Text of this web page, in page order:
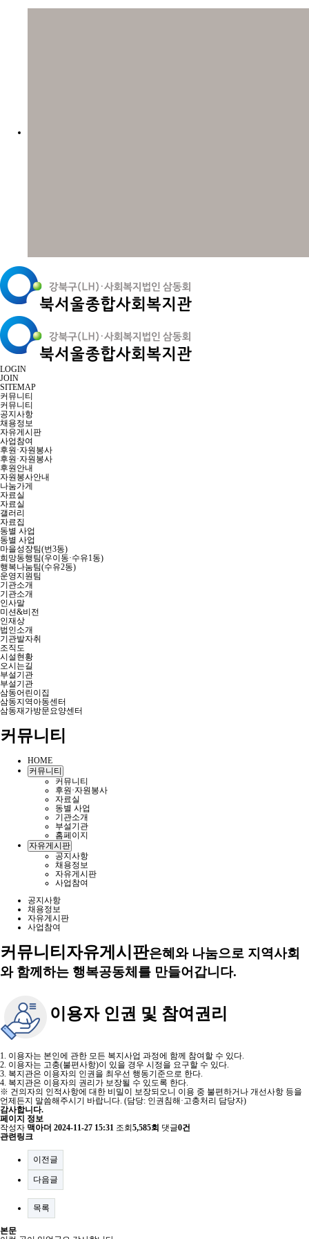
LOGIN
JOIN
SITEMAP
커뮤니티
커뮤니티
공지사항
채용정보
자유게시판
사업참여
후원·자원봉사
후원·자원봉사
후원안내
자원봉사안내
나눔가게
자료실
자료실
갤러리
자료집
동별 사업
동별 사업
마을성장팀(번3동)
희망동행팀(우이동·수유1동)
행복나눔팀(수유2동)
운영지원팀
기관소개
기관소개
인사말
미션&비전
인재상
법인소개
기관발자취
조직도
시설현황
오시는길
부설기관
부설기관
삼동어린이집
삼동지역아동센터
삼동재가방문요양센터
커뮤니티
HOME
커뮤니티
커뮤니티
후원·자원봉사
자료실
동별 사업
기관소개
부설기관
홈페이지
자유게시판
공지사항
채용정보
자유게시판
사업참여
공지사항
채용정보
자유게시판
사업참여
커뮤니티 자유게시판은혜와 나눔으로 지역사회
와 함께하는 행복공동체를 만들어갑니다.
이용자 인권 및 참여권리
1. 이용자는 본인에 관한 모든 복지사업 과정에 함께 참여할 수 있다.
2. 이용자는 고충(불편사항)이 있을 경우 시정을 요구할 수 있다.
3. 복지관은 이용자의 인권을 최우선 행동기준으로 한다.
4. 복지관은 이용자의 권리가 보장될 수 있도록 한다.
※ 건의자의 인적사항에 대한 비밀이 보장되오니 이용 중 불편하거나 개선사항 등을
언제든지 말씀해주시기 바랍니다. (담당: 인권침해·고충처리 담당자)
감사합니다.
페이지 정보
작성자 맥아더 2024-11-27 15:31 조회 5,585회 댓글0건
관련링크
이전글
다음글
목록
본문